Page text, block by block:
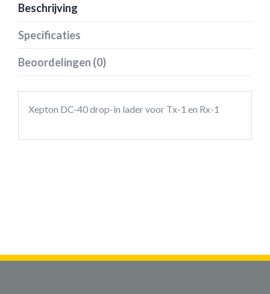
Beschrijving
Specificaties
Beoordelingen (0)
Xepton DC-40 drop-in lader voor Tx-1 en Rx-1